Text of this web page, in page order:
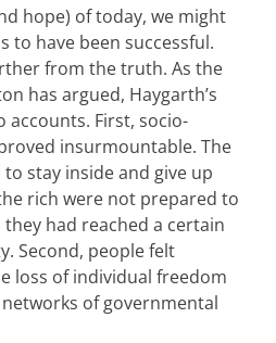
hope) of today, we might
to have been successful.
from the truth. As the
has argued, Haygarth’s
accounts. First, socio-
insurmountable. The
stay inside and give up
rich were not prepared to
had reached a certain
Second, people felt
loss of individual freedom
of governmental